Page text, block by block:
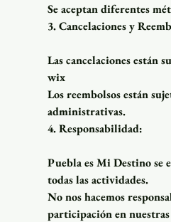
Se aceptan diferentes
3. Cancelaciones y
Las cancelaciones están
wix
Los reembolsos están
administrativas.
4. Responsabilidad:
Puebla es Mi Destino se
todas las actividades.
No nos hacemos
participación en nuestras